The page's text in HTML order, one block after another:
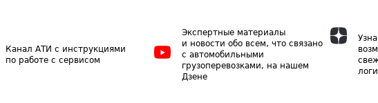
Канал АТИ с инструкциями
по работе с сервисом
Экспертные материалы
и новости обо всем, что связано
с автомобильными
грузоперевозками, на нашем
Дзене